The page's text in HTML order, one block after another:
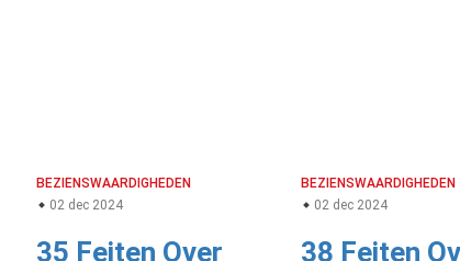
BEZIENSWAARDIGHEDEN
02 dec 2024
35 Feiten Over
BEZIENSWAARDIGHEDEN
02 dec 2024
38 Feiten